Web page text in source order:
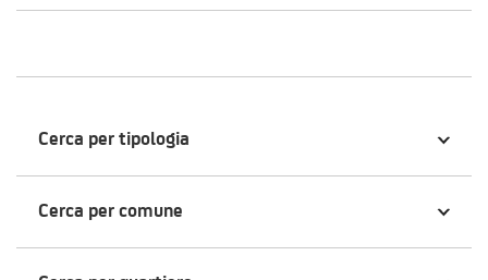
Cerca per tipologia
Cerca per comune